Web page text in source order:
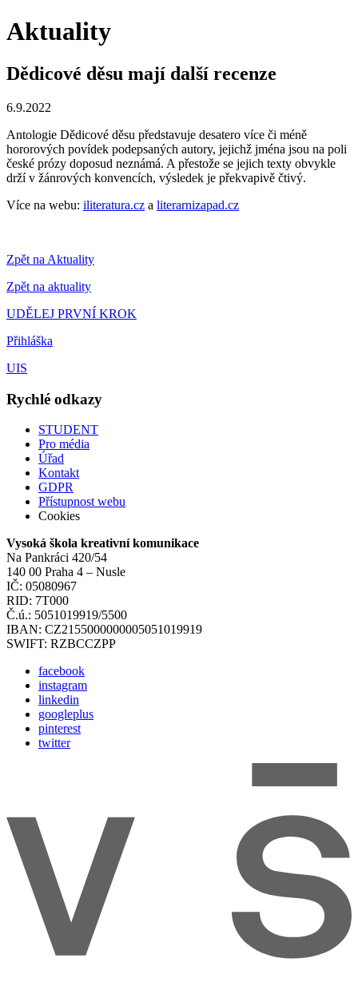
Aktuality
Dědicové děsu mají další recenze
6.9.2022
Antologie Dědicové děsu představuje desatero více či méně
hororových povídek podepsaných autory, jejichž jména jsou na poli
české prózy doposud neznámá. A přestože se jejich texty obvykle
drží v žánrových konvencích, výsledek je překvapivě čtivý.
Více na webu: iliteratura.cz a literarnizapad.cz
Zpět na Aktuality
Zpět na aktuality
UDĚLEJ PRVNÍ KROK
Přihláška
UIS
Rychlé odkazy
STUDENT
Pro média
Úřad
Kontakt
GDPR
Přístupnost webu
Cookies
Vysoká škola kreativní komunikace
Na Pankráci 420/54
140 00 Praha 4 – Nusle
IČ: 05080967
RID: 7T000
Č.ú.: 5051019919/5500
IBAN: CZ2155000000005051019919
SWIFT: RZBCCZPP
facebook
instagram
linkedin
googleplus
pinterest
twitter